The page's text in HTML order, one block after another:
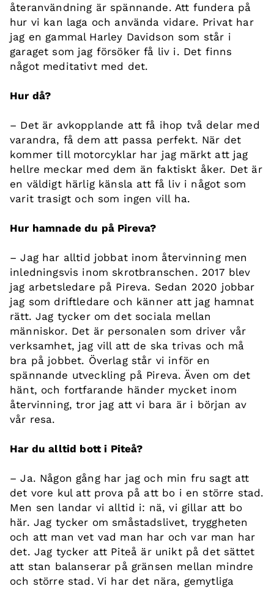
återanvändning är spännande. Att fundera på
hur vi kan laga och använda vidare. Privat har
jag en gammal Harley Davidson som står i
garaget som jag försöker få liv i. Det finns
något meditativt med det.
Hur då?
– Det är avkopplande att få ihop två delar med
varandra, få dem att passa perfekt. När det
kommer till motorcyklar har jag märkt att jag
hellre meckar med dem än faktiskt åker. Det är
en väldigt härlig känsla att få liv i något som
varit trasigt och som ingen vill ha.
Hur hamnade du på Pireva?
– Jag har alltid jobbat inom återvinning men
inledningsvis inom skrotbranschen. 2017 blev
jag arbetsledare på Pireva. Sedan 2020 jobbar
jag som driftledare och känner att jag hamnat
rätt. Jag tycker om det sociala mellan
människor. Det är personalen som driver vår
verksamhet, jag vill att de ska trivas och må
bra på jobbet. Överlag står vi inför en
spännande utveckling på Pireva. Även om det
hänt, och fortfarande händer mycket inom
återvinning, tror jag att vi bara är i början av
vår resa.
Har du alltid bott i Piteå?
– Ja. Någon gång har jag och min fru sagt att
det vore kul att prova på att bo i en större stad.
Men sen landar vi alltid i: nä, vi gillar att bo
här. Jag tycker om småstadslivet, tryggheten
och att man vet vad man har och var man har
det. Jag tycker att Piteå är unikt på det sättet
att stan balanserar på gränsen mellan mindre
och större stad. Vi har det nära, gemytliga